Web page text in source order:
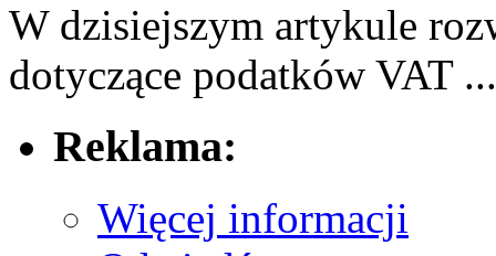
W dzisiejszym artykule
dotyczące‌ podatków ⁤VAT ...
Reklama:
Więcej informacji